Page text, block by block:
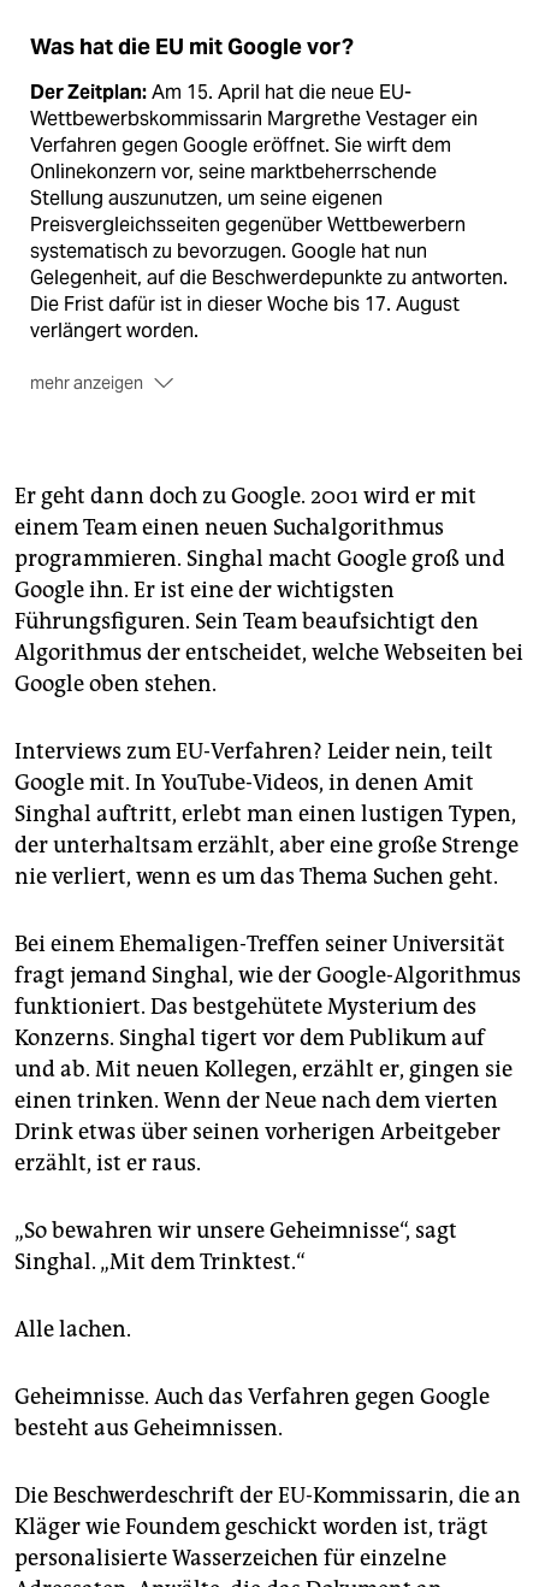
Was hat die EU mit Google vor?
Der Zeitplan:Am 15. April hat die neue EU-
Wettbewerbskommissarin Margrethe Vestager ein
Verfahren gegen Google eröffnet. Sie wirft dem
Onlinekonzern vor, seine marktbeherrschende
Stellung auszunutzen, um seine eigenen
Preisvergleichsseiten gegenüber Wettbewerbern
systematisch zu bevorzugen. Google hat nun
Gelegenheit, auf die Beschwerdepunkte zu antworten.
Die Frist dafür ist in dieser Woche bis 17. August
verlängert worden.
mehr anzeigen
Smartphones in Deutschland läuft. Das Verfahren
könnte Googles Geschäfte mit dem meistgenutzten
Betriebssystem beeinträchtigen. Android an sich
kostest nichts. Die Hersteller müssen aber bezahlen,
wenn sie Google-Dienste wie Maps oder GMail auf
ihren Geräten anbieten wollen. Diese Praxis will die
EU prüfen.
Er geht dann doch zu Google. 2001 wird er mit
einem Team einen neuen Suchalgorithmus
programmieren. Singhal macht Google groß und
Google ihn. Er ist eine der wichtigsten
Führungsfiguren. Sein Team beaufsichtigt den
Algorithmus der entscheidet, welche Webseiten bei
Google oben stehen.
Interviews zum EU-Verfahren? Leider nein, teilt
Google mit. In YouTube-Videos, in denen Amit
Singhal auftritt, erlebt man einen lustigen Typen,
der unterhaltsam erzählt, aber eine große Strenge
nie verliert, wenn es um das Thema Suchen geht.
Bei einem Ehemaligen-Treffen seiner Universität
fragt jemand Singhal, wie der Google-Algorithmus
funktioniert. Das bestgehütete Mysterium des
Konzerns. Singhal tigert vor dem Publikum auf
und ab. Mit neuen Kollegen, erzählt er, gingen sie
einen trinken. Wenn der Neue nach dem vierten
Drink etwas über seinen vorherigen Arbeitgeber
erzählt, ist er raus.
„So bewahren wir unsere Geheimnisse“, sagt
Singhal. „Mit dem Trinktest.“
Alle lachen.
Geheimnisse. Auch das Verfahren gegen Google
besteht aus Geheimnissen.
Die Beschwerdeschrift der EU-Kommissarin, die an
Kläger wie Foundem geschickt worden ist, trägt
personalisierte Wasserzeichen für einzelne